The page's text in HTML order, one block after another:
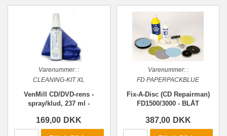
Varenummer: :
CLEANING-KIT XL
VenMill CD/DVD-rens -
spray/klud, 237 ml -
169,00 DKK
Varenummer::
FD PAPERPACKBLUE
Fix-A-Disc (CD Repairman)
FD1500/3000 - BLÅT
387,00 DKK